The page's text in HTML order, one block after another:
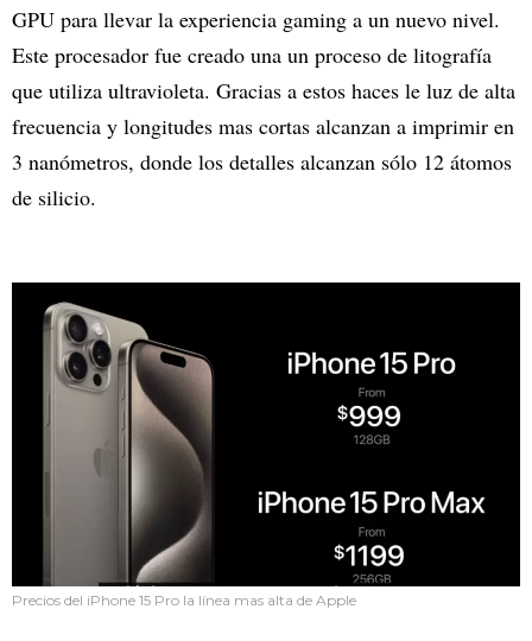
GPU para llevar la experiencia gaming a un nuevo nivel.
Este procesador fue creado una un proceso de litografía
que utiliza ultravioleta. Gracias a estos haces le luz de alta
frecuencia y longitudes mas cortas alcanzan a imprimir en
3 nanómetros, donde los detalles alcanzan sólo 12 átomos
de silicio.
Precios del iPhone 15 Pro la línea mas alta de Apple